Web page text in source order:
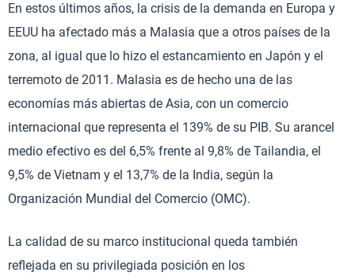
En estos últimos años, la crisis de la demanda en Europa y
EEUU ha afectado más a Malasia que a otros países de la
zona, al igual que lo hizo el estancamiento en Japón y el
terremoto de 2011. Malasia es de hecho una de las
economías más abiertas de Asia, con un comercio
internacional que representa el 139% de su PIB. Su arancel
medio efectivo es del 6,5% frente al 9,8% de Tailandia, el
9,5% de Vietnam y el 13,7% de la India, según la
Organización Mundial del Comercio (OMC).
La calidad de su marco institucional queda también
reflejada en su privilegiada posición en los